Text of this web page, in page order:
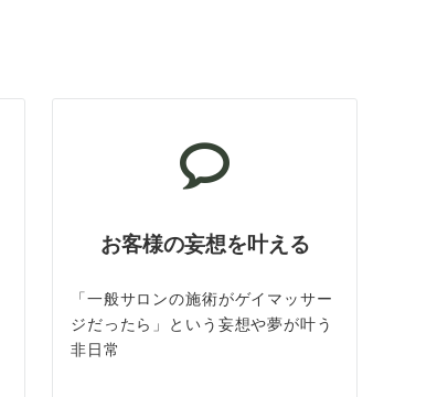
お客様の妄想を叶える
「一般サロンの施術がゲイマッサー
ジだったら」という妄想や夢が叶う
非日常